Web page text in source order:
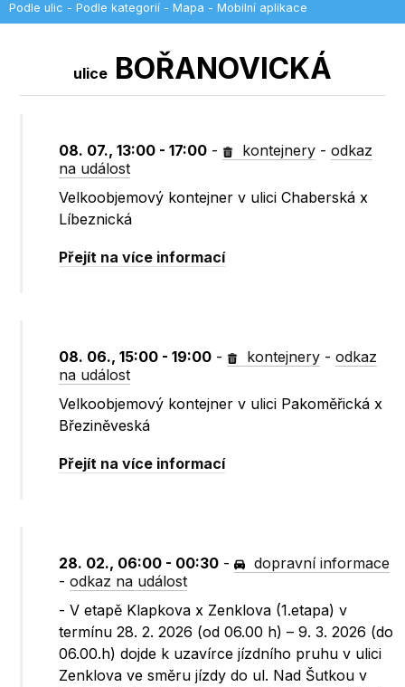
Podle ulic - Podle kategorií - Mapa - Mobilní aplikace
ulice BOŘANOVICKÁ
08. 07., 13:00 - 17:00 - kontejnery -odkaz
na událost
Velkoobjemový kontejner v ulici Chaberská x
Líbeznická
Přejít na více informací
08. 06., 15:00 - 19:00 - kontejnery -odkaz
na událost
Velkoobjemový kontejner v ulici Pakoměřická x
Březiněveská
Přejít na více informací
28. 02., 06:00 - 00:30 -
dopravní informace
-odkaz na událost
- V etapě Klapkova x Zenklova (1.etapa) v
termínu 28. 2. 2026 (od 06.00 h) – 9. 3. 2026 (do
06.00.h) dojde k uzavírce jízdního pruhu v ulici
Zenklova ve směru jízdy do ul. Nad Šutkou v